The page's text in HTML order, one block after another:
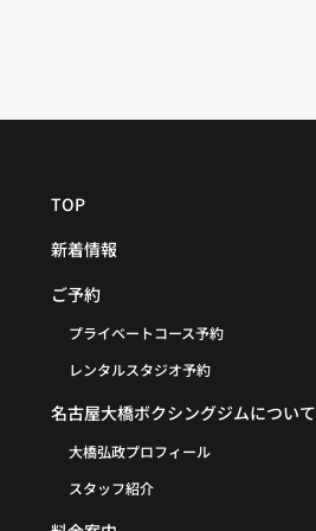
TOP
新着情報
ご予約
プライベートコース予約
レンタルスタジオ予約
名古屋大橋ボクシングジムについて
大橋弘政プロフィール
スタッフ紹介